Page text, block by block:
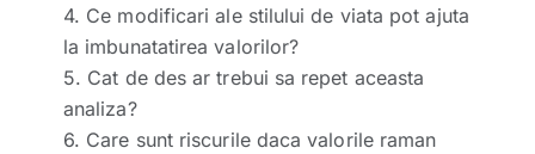
4. Ce modificari ale stilului de viata pot ajuta
la imbunatatirea valorilor?
5. Cat de des ar trebui sa repet aceasta
analiza?
6. Care sunt riscurile daca valorile raman